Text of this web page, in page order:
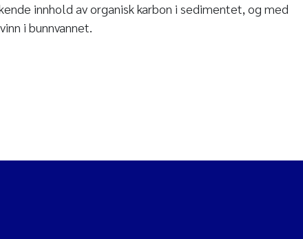
innhold av organisk karbon i sedimentet, og med
i bunnvannet.